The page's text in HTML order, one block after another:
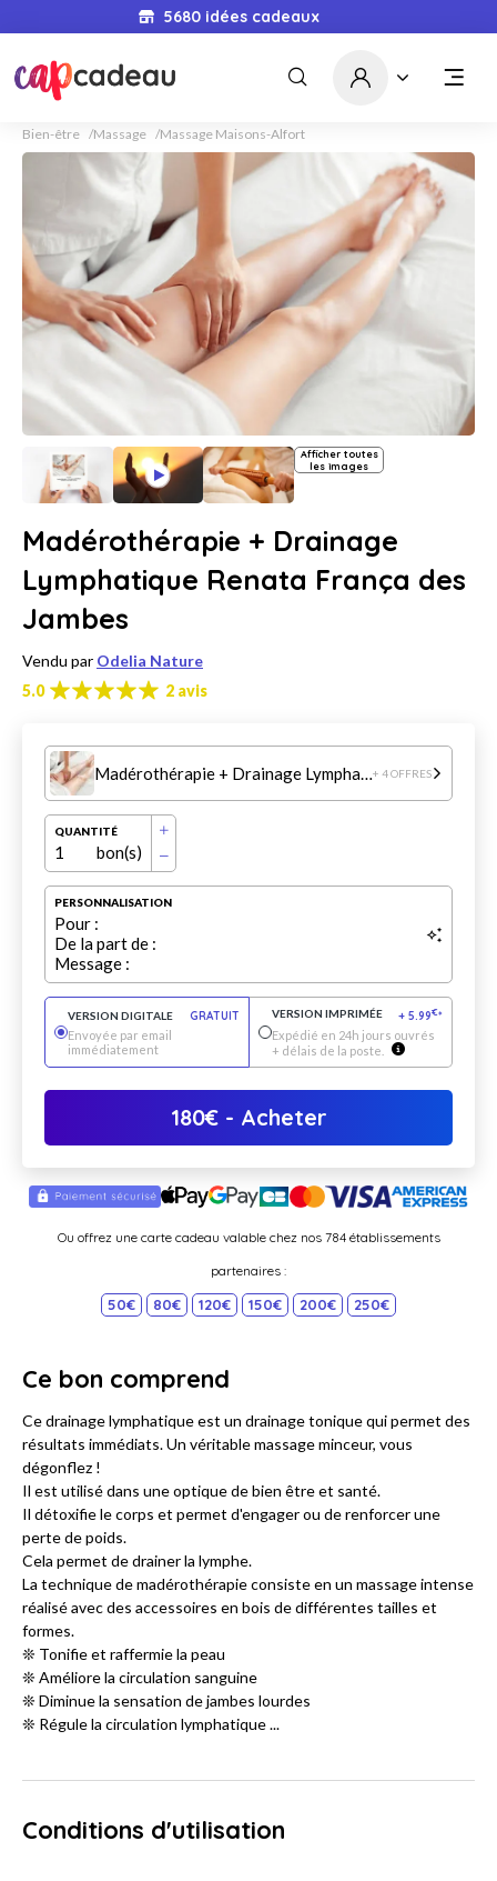
5680 idées cadeaux
Bien-être Massage Massage Maisons-Alfort
Afficher toutes
les images
Madérothérapie + Drainage
Lymphatique Renata França des
Jambes
Vendu par Odelia Nature
5.0
2 avis
Madérothérapie + Drainage Lymphatique Renata França des Jambes+ 4 OFFRES
QUANTITÉ
1 bon(s)
PERSONNALISATION
Pour :
De la part de :
Message :
VERSION DIGITALE
GRATUIT
Envoyée par email
immédiatement
VERSION IMPRIMÉE + 5.99€*
Expédié en 24h jours ouvrés
+ délais de la poste.
180€- Acheter
Ou offrez une carte cadeau valable chez nos 784 établissements
partenaires :
50€ 80€ 120€ 150€ 200€ 250€
Ce bon comprend
Ce drainage lymphatique est un drainage tonique qui permet des
résultats immédiats. Un véritable massage minceur, vous
dégonflez !
Il est utilisé dans une optique de bien être et santé.
Il détoxifie le corps et permet d'engager ou de renforcer une
perte de poids.
Cela permet de drainer la lymphe.
La technique de madérothérapie consiste en un massage intense
réalisé avec des accessoires en bois de différentes tailles et
formes.
❊ Tonifie et raffermie la peau
❊ Améliore la circulation sanguine
❊ Diminue la sensation de jambes lourdes
❊ Régule la circulation lymphatique ...
Conditions d'utilisation